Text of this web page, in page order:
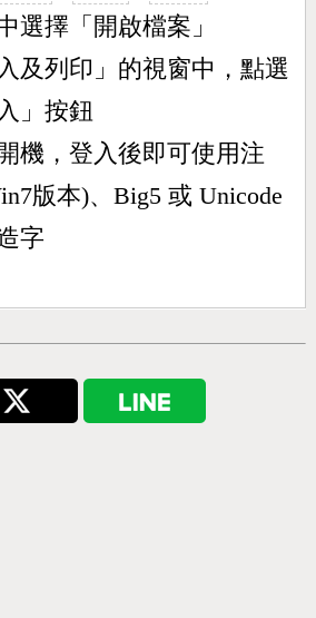
選擇「開啟檔案」
及列印」的視窗中，點選
」按鈕
機，登入後即可使用注
版本)、Big5 或 Unicode
字